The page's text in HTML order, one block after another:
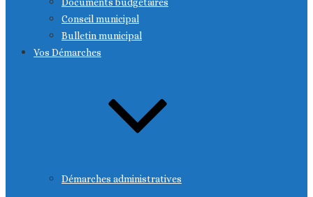
Conseil municipal
Bulletin municipal
Vos Démarches
Démarches administratives